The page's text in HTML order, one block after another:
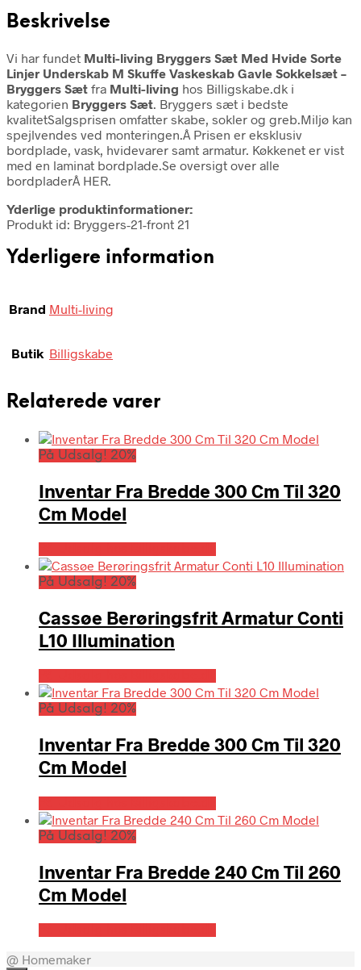
Beskrivelse
Vi har fundet Multi-living Bryggers Sæt Med Hvide Sorte
Linjer Underskab M Skuffe Vaskeskab Gavle Sokkelsæt –
Bryggers Sæt fra Multi-living hos Billigskabe.dk i
kategorien Bryggers Sæt. Bryggers sæt i bedste
kvalitetSalgsprisen omfatter skabe, sokler og greb.Miljø kan
spejlvendes ved monteringen.Â Prisen er eksklusiv
bordplade, vask, hvidevarer samt armatur. Køkkenet er vist
med en laminat bordplade.Se oversigt over alle
bordpladerÂ HER.
Yderlige produktinformationer:
Produkt id: Bryggers-21-front 21
Yderligere information
Brand Multi-living
Butik Billigskabe
Relaterede varer
På Udsalg! 20%
Inventar Fra Bredde 300 Cm Til 320
Cm Model
På Udsalg! 20%
Cassøe Berøringsfrit Armatur Conti
L10 Illumination
På Udsalg! 20%
Inventar Fra Bredde 300 Cm Til 320
Cm Model
På Udsalg! 20%
Inventar Fra Bredde 240 Cm Til 260
Cm Model
@ Homemaker